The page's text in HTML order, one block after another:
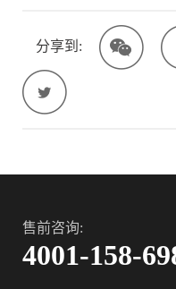
分享到:
售前咨询:
4001-158-